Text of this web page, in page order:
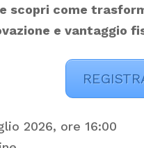
scopri come
e vantaggio
2026, ore 16:00